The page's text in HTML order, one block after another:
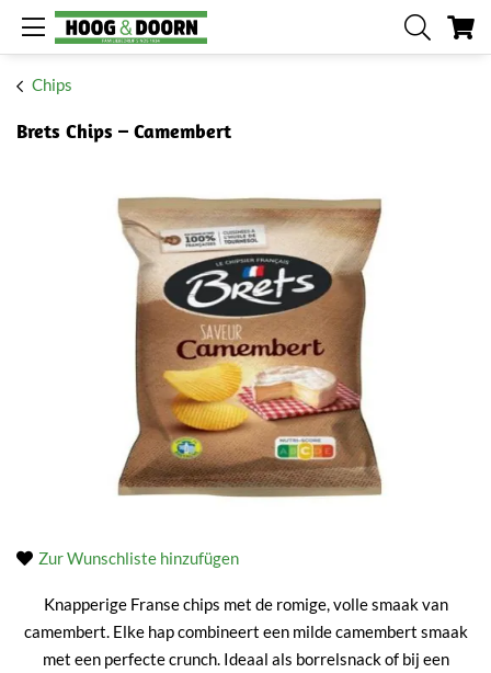
Chips
Brets Chips – Camembert
Zur Wunschliste hinzufügen
Knapperige Franse chips met de romige, volle smaak van
camembert. Elke hap combineert een milde camembert smaak
met een perfecte crunch. Ideaal als borrelsnack of bij een